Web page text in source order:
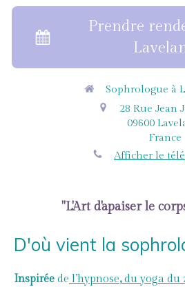
Prendre
Sophrologue à
28 Rue Jean
09600
France
Afficher le
"L'Art d'apaiser le
D'où vient la
Inspirée de l’hypnose,du yoga du